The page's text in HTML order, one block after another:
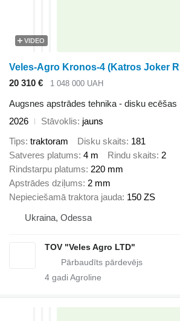
VIDEO
Veles-Agro Kronos-4 (Katros Joker
20 310 €
1 048 000 UAH
Augsnes apstrādes tehnika - disku ecēšas
2026
Stāvoklis jauns
Tips traktoram Disku skaits 181
Satveres platums 4 m Rindu skaits 2
Rindstarpu platums 220 mm
Apstrādes dziļums 2 mm
Nepieciešamā traktora jauda 150 ZS
Ukraina, Odessa
TOV "Veles Agro LTD"
4 gadi Agroline